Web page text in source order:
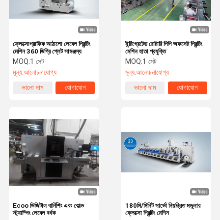
পণ্য আমাদের সম্বন্ধে
ইন্টিগ্রেটেড রোটারি পিপি অফসেট প্রিন্টিং
মেশিন হাতা প্রযুক্তি
MOQ:1 সেট
মূল্য:আলোচনাযোগ্য
ভালো দাম
যোগাযোগ
ফ্লেক্সোগ্রাফিক আঠালো লেবেল প্রিন্টিং
মেশিন 360 ডিগ্রি প্লেট সামঞ্জস্য
MOQ:1 সেট
মূল্য:আলোচনাযোগ্য
ভালো দাম
যোগাযোগ
180মি/মিনিট সার্ভো নিয়ন্ত্রিত মডুলার
ফ্লেক্সো প্রিন্টিং মেশিন
Ecoo ডিজিটাল বার্নিশিং এবং কোল্ড
স্ট্যাম্পিং লেবেল বর্ধক